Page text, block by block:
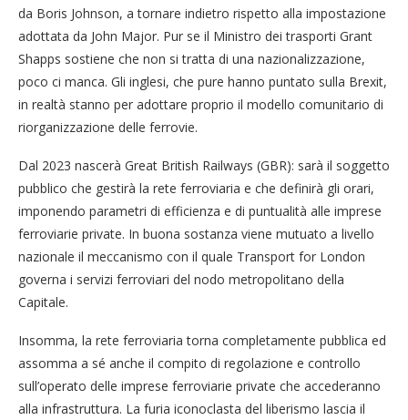
da Boris Johnson, a tornare indietro rispetto alla impostazione
adottata da John Major. Pur se il Ministro dei trasporti Grant
Shapps sostiene che non si tratta di una nazionalizzazione,
poco ci manca. Gli inglesi, che pure hanno puntato sulla Brexit,
in realtà stanno per adottare proprio il modello comunitario di
riorganizzazione delle ferrovie.
Dal 2023 nascerà Great British Railways (GBR): sarà il soggetto
pubblico che gestirà la rete ferroviaria e che definirà gli orari,
imponendo parametri di efficienza e di puntualità alle imprese
ferroviarie private. In buona sostanza viene mutuato a livello
nazionale il meccanismo con il quale Transport for London
governa i servizi ferroviari del nodo metropolitano della
Capitale.
Insomma, la rete ferroviaria torna completamente pubblica ed
assomma a sé anche il compito di regolazione e controllo
sull’operato delle imprese ferroviarie private che accederanno
alla infrastruttura. La furia iconoclasta del liberismo lascia il